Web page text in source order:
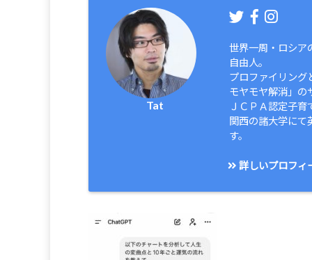
Tat
世界一周・ロシア
自由人。
プロファイリング
モヤモヤ解消」の
ＪＣＰＡ認定子
関西の諸大学にて
す。
詳しいプロフィ